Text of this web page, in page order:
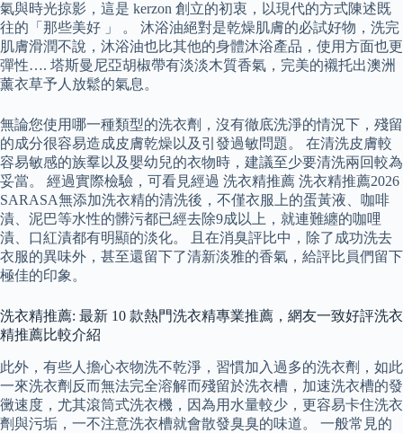
氣與時光掠影，這是 kerzon 創立的初衷，以現代的方式陳述既
往的「那些美好 」 。 沐浴油絕對是乾燥肌膚的必試好物，洗完
肌膚滑潤不說，沐浴油也比其他的身體沐浴產品，使用方面也更
彈性…. 塔斯曼尼亞胡椒帶有淡淡木質香氣，完美的襯托出澳洲
薰衣草予人放鬆的氣息。
無論您使用哪一種類型的洗衣劑，沒有徹底洗淨的情況下，殘留
的成分很容易造成皮膚乾燥以及引發過敏問題。 在清洗皮膚較
容易敏感的族羣以及嬰幼兒的衣物時，建議至少要清洗兩回較為
妥當。 經過實際檢驗，可看見經過 洗衣精推薦 洗衣精推薦2026
SARASA無添加洗衣精的清洗後，不僅衣服上的蛋黃液、咖啡
漬、泥巴等水性的髒污都已經去除9成以上，就連難纏的咖哩
漬、口紅漬都有明顯的淡化。 且在消臭評比中，除了成功洗去
衣服的異味外，甚至還留下了清新淡雅的香氣，給評比員們留下
極佳的印象。
洗衣精推薦: 最新 10 款熱門洗衣精專業推薦，網友一致好評洗衣
精推薦比較介紹
此外，有些人擔心衣物洗不乾淨，習慣加入過多的洗衣劑，如此
一來洗衣劑反而無法完全溶解而殘留於洗衣槽，加速洗衣槽的發
黴速度，尤其滾筒式洗衣機，因為用水量較少，更容易卡住洗衣
劑與污垢，一不注意洗衣槽就會散發臭臭的味道。 一般常見的